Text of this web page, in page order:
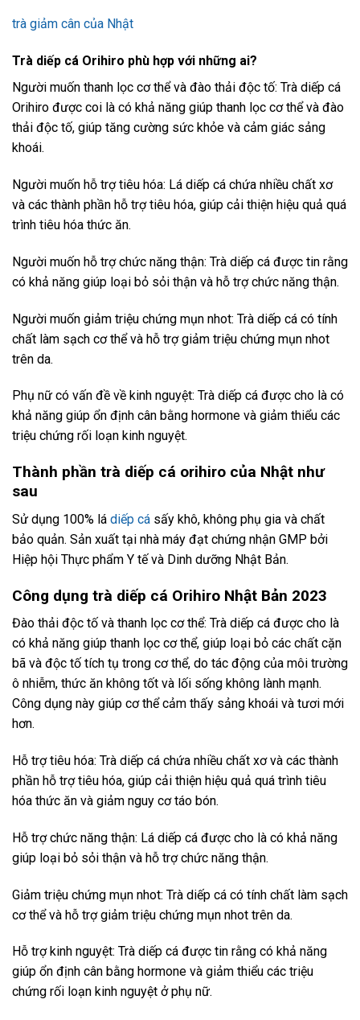
trà giảm cân của Nhật
Trà diếp cá Orihiro phù hợp với những ai?
Người muốn thanh lọc cơ thể và đào thải độc tố: Trà diếp cá
Orihiro được coi là có khả năng giúp thanh lọc cơ thể và đào
thải độc tố, giúp tăng cường sức khỏe và cảm giác sảng
khoái.
Người muốn hỗ trợ tiêu hóa: Lá diếp cá chứa nhiều chất xơ
và các thành phần hỗ trợ tiêu hóa, giúp cải thiện hiệu quả quá
trình tiêu hóa thức ăn.
Người muốn hỗ trợ chức năng thận: Trà diếp cá được tin rằng
có khả năng giúp loại bỏ sỏi thận và hỗ trợ chức năng thận.
Người muốn giảm triệu chứng mụn nhot: Trà diếp cá có tính
chất làm sạch cơ thể và hỗ trợ giảm triệu chứng mụn nhot
trên da.
Phụ nữ có vấn đề về kinh nguyệt: Trà diếp cá được cho là có
khả năng giúp ổn định cân bằng hormone và giảm thiểu các
triệu chứng rối loạn kinh nguyệt.
Thành phần trà diếp cá orihiro của Nhật như
sau
Sử dụng 100% lá diếp cá sấy khô, không phụ gia và chất
bảo quản. Sản xuất tại nhà máy đạt chứng nhận GMP bởi
Hiệp hội Thực phẩm Y tế và Dinh dưỡng Nhật Bản.
Công dụng trà diếp cá Orihiro Nhật Bản 2023
Đào thải độc tố và thanh lọc cơ thể: Trà diếp cá được cho là
có khả năng giúp thanh lọc cơ thể, giúp loại bỏ các chất cặn
bã và độc tố tích tụ trong cơ thể, do tác động của môi trường
ô nhiễm, thức ăn không tốt và lối sống không lành mạnh.
Công dụng này giúp cơ thể cảm thấy sảng khoái và tươi mới
hơn.
Hỗ trợ tiêu hóa: Trà diếp cá chứa nhiều chất xơ và các thành
phần hỗ trợ tiêu hóa, giúp cải thiện hiệu quả quá trình tiêu
hóa thức ăn và giảm nguy cơ táo bón.
Hỗ trợ chức năng thận: Lá diếp cá được cho là có khả năng
giúp loại bỏ sỏi thận và hỗ trợ chức năng thận.
Giảm triệu chứng mụn nhot: Trà diếp cá có tính chất làm sạch
cơ thể và hỗ trợ giảm triệu chứng mụn nhot trên da.
Hỗ trợ kinh nguyệt: Trà diếp cá được tin rằng có khả năng
giúp ổn định cân bằng hormone và giảm thiểu các triệu
chứng rối loạn kinh nguyệt ở phụ nữ.